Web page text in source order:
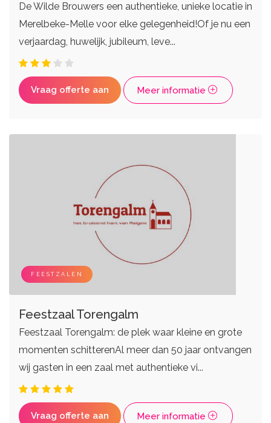
De Wilde Brouwers een authentieke, unieke locatie in
Merelbeke-Melle voor elke gelegenheid!Of je nu een
verjaardag, huwelijk, jubileum, leve...
Vraag offerte aan Meer informatie
FEESTZALEN
Feestzaal Torengalm
Feestzaal Torengalm: de plek waar kleine en grote
momenten schitterenAl meer dan 50 jaar ontvangen
wij gasten in een zaal met authentieke vi...
Vraag offerte aan Meer informatie